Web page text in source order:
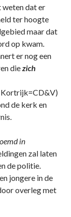
weten dat er
ter hoogte
maar dat
op kwam.
er nog een
diezich
Kortrijk=CD&V)
de kerk en
in
zal laten
de politie.
jongere in de
overleg met